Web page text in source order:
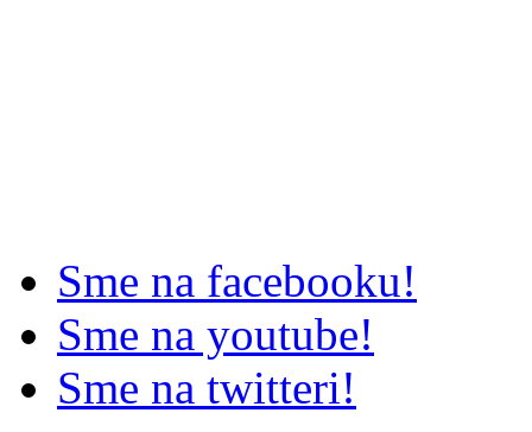
Sme na facebooku!
Sme na youtube!
Sme na twitteri!